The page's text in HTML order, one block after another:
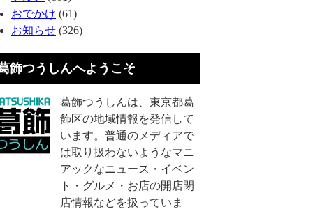
おでかけ (61)
お知らせ (326)
飾つうしんへようこそ
葛飾つうしんは、東京都葛
飾区の地域情報を発信して
います。普通のメディアで
は取り扱わないようなマニ
アックなニュース・イベン
ト・グルメ・お店の開店閉
店情報などを扱っていま